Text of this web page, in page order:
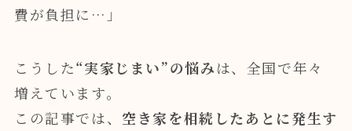
費が負担に…」
こうした“実家じまい”の悩みは、全国で年々
増えています。
この記事では、 空き家を相続したあとに発生す